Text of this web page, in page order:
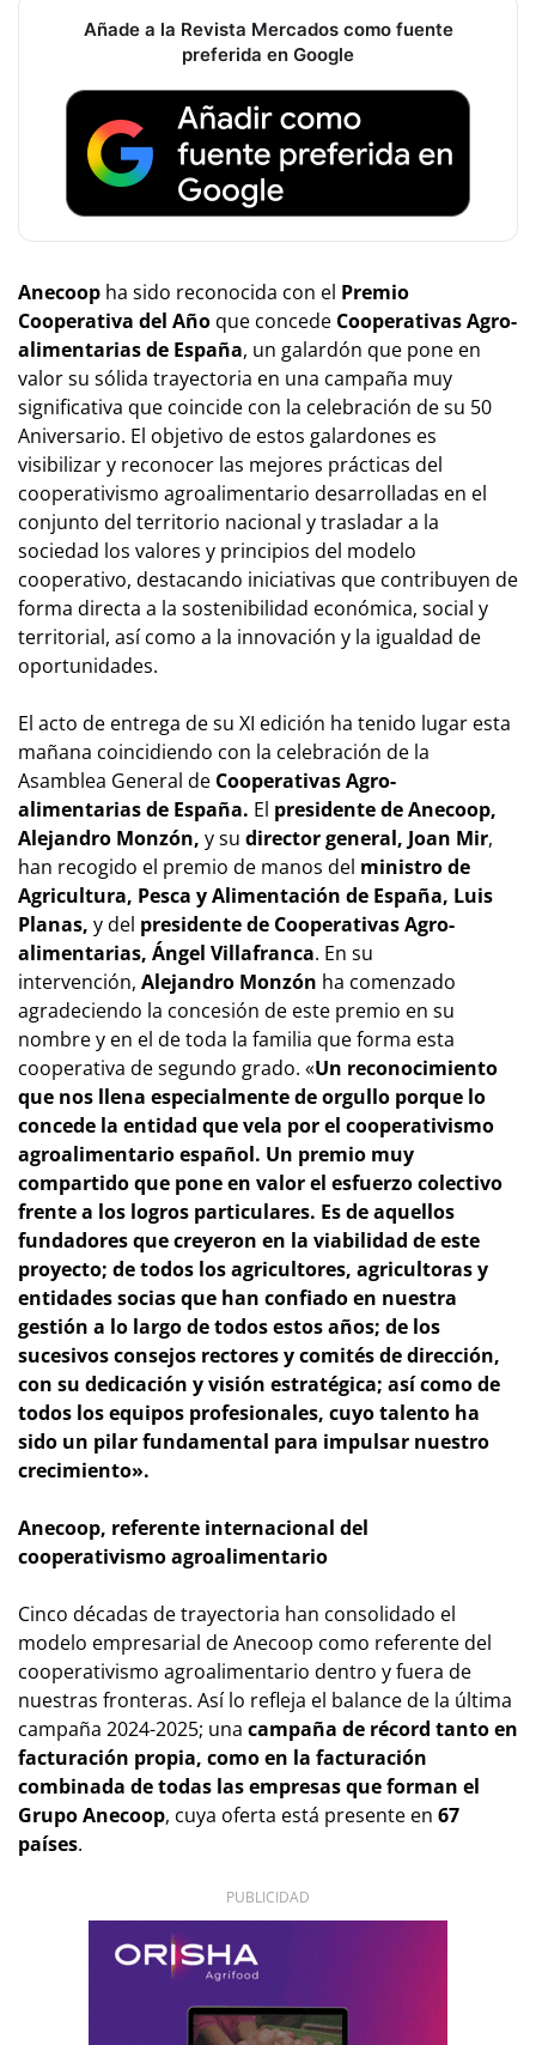
Añade a la Revista Mercados como fuente
preferida en Google
Anecoop ha sido reconocida con el Premio
Cooperativa del Año que concede Cooperativas Agro-
alimentarias de España, un galardón que pone en
valor su sólida trayectoria en una campaña muy
significativa que coincide con la celebración de su 50
Aniversario. El objetivo de estos galardones es
visibilizar y reconocer las mejores prácticas del
cooperativismo agroalimentario desarrolladas en el
conjunto del territorio nacional y trasladar a la
sociedad los valores y principios del modelo
cooperativo, destacando iniciativas que contribuyen de
forma directa a la sostenibilidad económica, social y
territorial, así como a la innovación y la igualdad de
oportunidades.
El acto de entrega de su XI edición ha tenido lugar esta
mañana coincidiendo con la celebración de la
Asamblea General de Cooperativas Agro-
alimentarias de España. El presidente de Anecoop,
Alejandro Monzón, y su director general, Joan Mir,
han recogido el premio de manos del ministro de
Agricultura, Pesca y Alimentación de España, Luis
Planas, y del presidente de Cooperativas Agro-
alimentarias, Ángel Villafranca. En su
intervención, Alejandro Monzón ha comenzado
agradeciendo la concesión de este premio en su
nombre y en el de toda la familia que forma esta
cooperativa de segundo grado. «Un reconocimiento
que nos llena especialmente de orgullo porque lo
concede la entidad que vela por el cooperativismo
agroalimentario español. Un premio muy
compartido que pone en valor el esfuerzo colectivo
frente a los logros particulares. Es de aquellos
fundadores que creyeron en la viabilidad de este
proyecto; de todos los agricultores, agricultoras y
entidades socias que han confiado en nuestra
gestión a lo largo de todos estos años; de los
sucesivos consejos rectores y comités de dirección,
con su dedicación y visión estratégica; así como de
todos los equipos profesionales, cuyo talento ha
sido un pilar fundamental para impulsar nuestro
crecimiento».
Anecoop, referente internacional del
cooperativismo agroalimentario
Cinco décadas de trayectoria han consolidado el
modelo empresarial de Anecoop como referente del
cooperativismo agroalimentario dentro y fuera de
nuestras fronteras. Así lo refleja el balance de la última
campaña 2024-2025; una campaña de récord tanto en
facturación propia, como en la facturación
combinada de todas las empresas que forman el
Grupo Anecoop, cuya oferta está presente en 67
países.
PUBLICIDAD